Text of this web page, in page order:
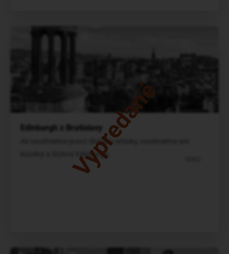
Vypredané
Edinburgh z Bratislavy
Ak neodmietne pravú škótsku whisky, neodmietne ani
kúzelný a štýlový Edinburgh.